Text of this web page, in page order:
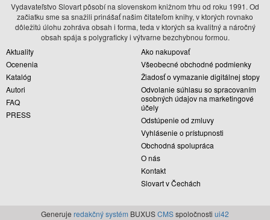
Vydavateľstvo Slovart pôsobí na slovenskom knižnom trhu od roku 1991. Od
začiatku sme sa snažili prinášať našim čitateľom knihy, v ktorých rovnako
dôležitú úlohu zohráva obsah i forma, teda v ktorých sa kvalitný a náročný
obsah spája s polygraficky i výtvarne bezchybnou formou.
Aktuality
Ocenenia
Katalóg
Autori
FAQ
PRESS
Ako nakupovať
Všeobecné obchodné podmienky
Žiadosť o vymazanie digitálnej stopy
Odvolanie súhlasu so spracovaním
osobných údajov na marketingové
účely
Odstúpenie od zmluvy
Vyhlásenie o prístupnosti
Obchodná spolupráca
O nás
Kontakt
Slovart v Čechách
Generuje redakčný systém BUXUSCMSspoločnosti ui42